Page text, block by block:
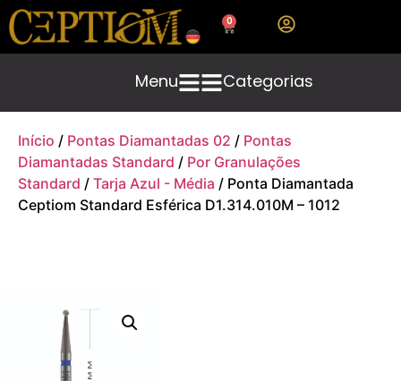
0
Menu Categorias
Início / Pontas Diamantadas 02 / Pontas
Diamantadas Standard / Por Granulações
Standard / Tarja Azul - Média / Ponta Diamantada
Ceptiom Standard Esférica D1.314.010M – 1012